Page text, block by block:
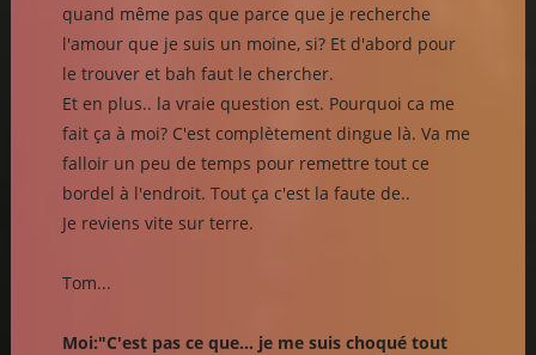
quand même pas que parce que je recherche
l'amour que je suis un moine, si? Et d'abord pour
le trouver et bah faut le chercher.
Et en plus.. la vraie question est. Pourquoi ca me
fait ça à moi? C'est complètement dingue là. Va me
falloir un peu de temps pour remettre tout ce
bordel à l'endroit. Tout ça c'est la faute de..
Je reviens vite sur terre.
Tom...
Moi:"C'est pas ce que... je me suis choqué tout